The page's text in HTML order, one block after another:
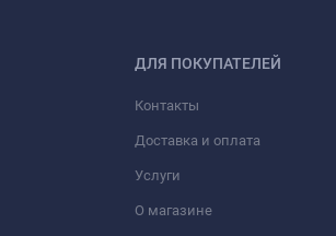
ДЛЯ ПОКУПАТЕЛЕЙ
Контакты
Доставка и оплата
Услуги
О магазине